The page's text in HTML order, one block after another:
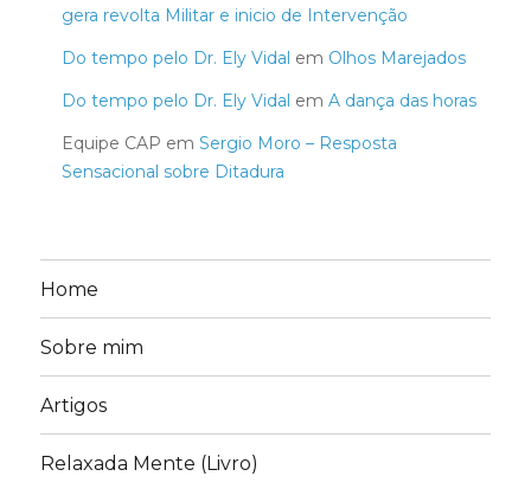
gera revolta Militar e inicio de Intervenção
Do tempo pelo Dr. Ely Vidal em Olhos Marejados
Do tempo pelo Dr. Ely Vidal em A dança das horas
Equipe CAP em Sergio Moro – Resposta
Sensacional sobre Ditadura
Home
Sobre mim
Artigos
Relaxada Mente (Livro)